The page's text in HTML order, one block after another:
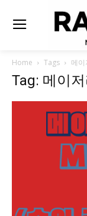
Home Tags 메
Tag: 메이